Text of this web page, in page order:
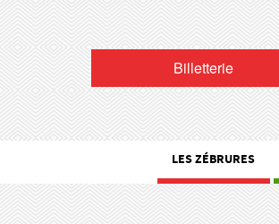
Billetterie
LES ZÉBRURES